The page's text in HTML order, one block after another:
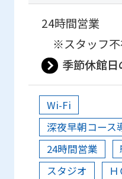
24時間営業
※スタッフ不
季節休館
Wi-Fi
深夜早朝コース
24時間営業
スタジオ